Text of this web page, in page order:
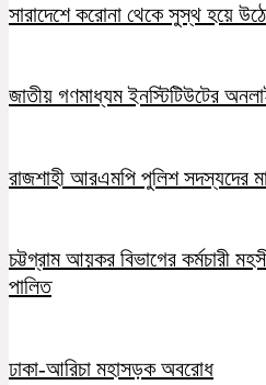
সারাদেশে করোনা থেকে সুস্থ হয়ে
জাতীয় গণমাধ্যম ইনস্টিটিউটের
রাজশাহী আরএমপি পুলিশ সদস্যদের
চট্টগ্রাম আয়কর বিভাগের কর্মচারী
পালিত
ঢাকা-আরিচা মহাসড়ক অবরোধ